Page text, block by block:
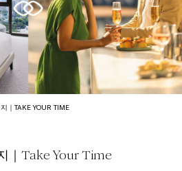
｜TAKE YOUR TIME
｜Take Your Time